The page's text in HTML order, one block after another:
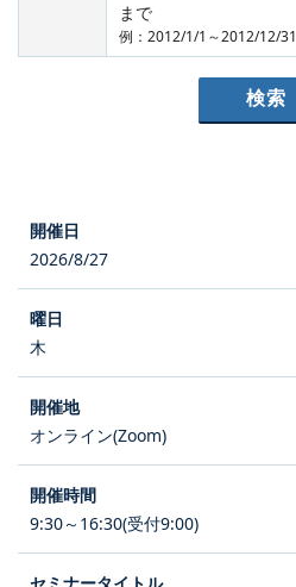
まで
例：2012/1/1～2012/12/31
2026/8/27
木
オンライン(Zoom)
9:30～16:30(受付9:00)